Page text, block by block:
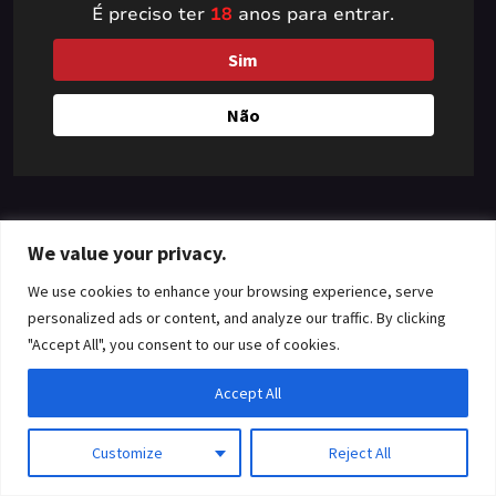
We value your privacy.
We use cookies to enhance your browsing experience, serve
personalized ads or content, and analyze our traffic. By clicking
"Accept All", you consent to our use of cookies.
Customize Reject All
Accept All
something amazing
— check back soon!
É preciso ter 18 anos para entrar.
Sim
Não